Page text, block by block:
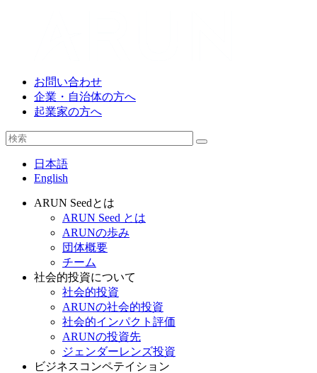
お問い合わせ
企業・自治体の方へ
起業家の方へ
日本語
English
ARUN Seedとは
ARUN Seed とは
ARUNの歩み
団体概要
チーム
社会的投資について
社会的投資
ARUNの社会的投資
社会的インパクト評価
ARUNの投資先
ジェンダーレンズ投資
ビジネスコンペテイション